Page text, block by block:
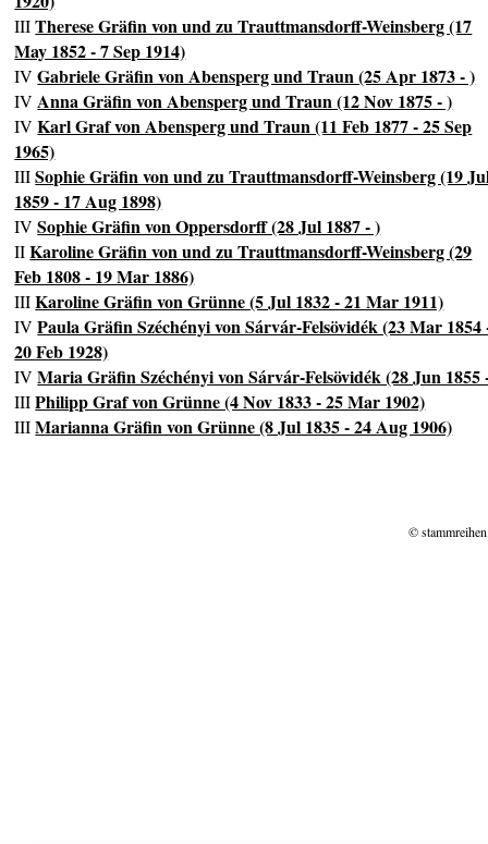
IIITherese Gräfin von und zu Trauttmansdorff-Weinsberg (17
May 1852 - 7 Sep 1914)
IVGabriele Gräfin von Abensperg und Traun (25 Apr 1873 - )
IVAnna Gräfin von Abensperg und Traun (12 Nov 1875 - )
IVKarl Graf von Abensperg und Traun (11 Feb 1877 - 25 Sep
1965)
IIISophie Gräfin von und zu Trauttmansdorff-Weinsberg (19
1859 - 17 Aug 1898)
IVSophie Gräfin von Oppersdorff (28 Jul 1887 - )
IIKaroline Gräfin von und zu Trauttmansdorff-Weinsberg (29
Feb 1808 - 19 Mar 1886)
IIIKaroline Gräfin von Grünne (5 Jul 1832 - 21 Mar 1911)
IVPaula Gräfin Széchényi von Sárvár-Felsövidék (23 Mar 1854
20 Feb 1928)
IVMaria Gräfin Széchényi von Sárvár-Felsövidék (28 Jun 1855
IIIPhilipp Graf von Grünne (4 Nov 1833 - 25 Mar 1902)
IIIMarianna Gräfin von Grünne (8 Jul 1835 - 24 Aug 1906)
©